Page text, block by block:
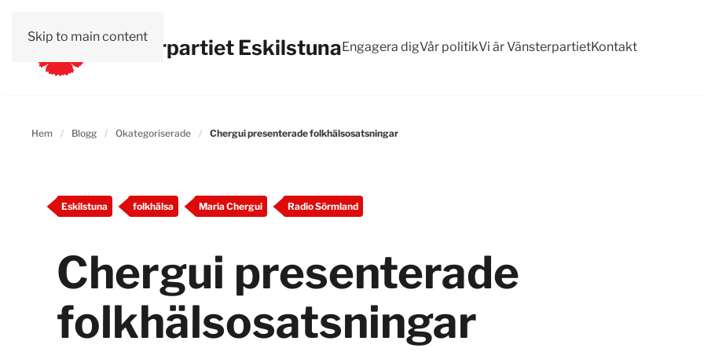
Skip to main contentVänsterpartiet EskilstunaEngagera digVår politikVi är VänsterpartietKontakt
Hem Blogg Okategoriserade Chergui presenterade folkhälsosatsningar
Eskilstuna folkhälsa Maria Chergui Radio Sörmland
Chergui presenterade
folkhälsosatsningar